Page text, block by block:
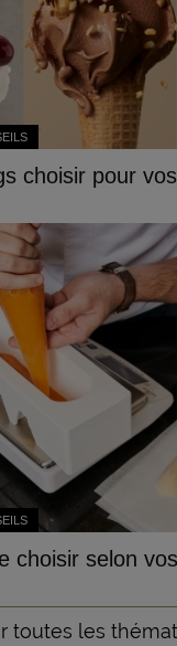
choisir pour
choisir selon
toutes les